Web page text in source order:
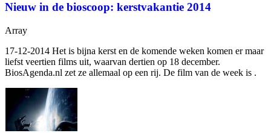
Nieuw in de bioscoop: kerstvakantie 2014
Array
17-12-2014 Het is bijna kerst en de komende weken komen er maar
liefst veertien films uit, waarvan dertien op 18 december.
BiosAgenda.nl zet ze allemaal op een rij. De film van de week is .